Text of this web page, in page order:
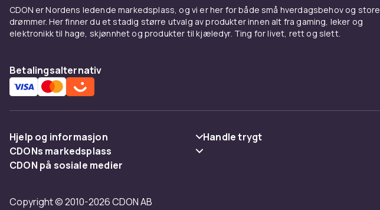
CDON er Nordens ledende markedsplass, og vi er her for både små hverdagsbehov og store
drømmer. Her finner du et stadig større utvalg av produkter innen alt fra gaming, leker og
elektronikk til hage, skjønnhet og produkter til kjæledyr. Ting for livet, rett og slett.
Betalingsalternativ
Hjelp og informasjon
Vanlige spørsmål
Angre & returner her
Handle trygt
CDONs markedsplass
Merchant Help Center
CDON på sosiale medier
Copyright © 2010-2026 CDON AB